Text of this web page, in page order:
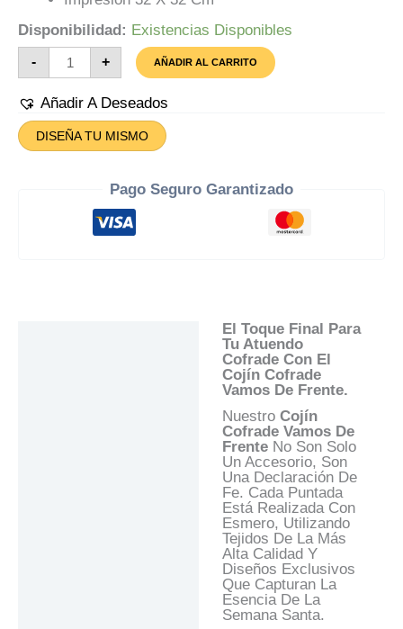
Disponibilidad: Existencias Disponibles
-
Cojín
Cofrade
Vamos
De
Cantidad
+ AÑADIR AL CARRITO
Añadir A Deseados
DISEÑA TU MISMO
Pago Seguro Garantizado
El Toque Final Para
Tu Atuendo
Cofrade Con El
Cojín Cofrade
Vamos De Frente.
Nuestro Cojín
Cofrade Vamos De
FrenteNo Son Solo
Un Accesorio, Son
Una Declaración De
Fe. Cada Puntada
Está Realizada Con
Esmero, Utilizando
Tejidos De La Más
Alta Calidad Y
Diseños Exclusivos
Que Capturan La
Esencia De La
Semana Santa.